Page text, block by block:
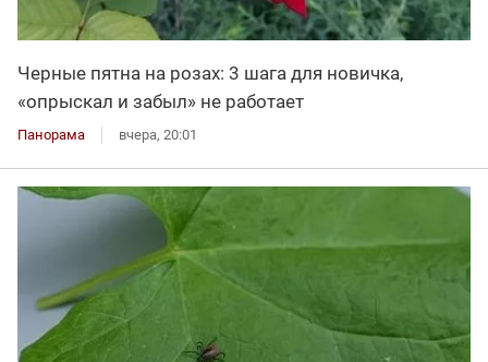
Черные пятна на розах: 3 шага для новичка,
«опрыскал и забыл» не работает
Панорама вчера, 20:01